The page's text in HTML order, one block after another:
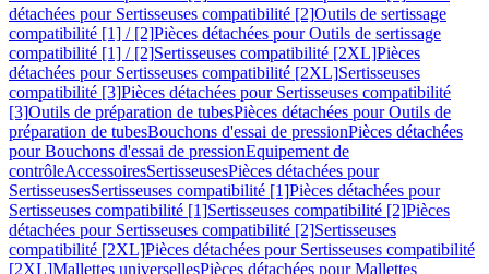
détachées pour Sertisseuses compatibilité [2]Outils de sertissage
compatibilité [1] / [2]Pièces détachées pour Outils de sertissage
compatibilité [1] / [2]Sertisseuses compatibilité [2XL]Pièces
détachées pour Sertisseuses compatibilité [2XL]Sertisseuses
compatibilité [3]Pièces détachées pour Sertisseuses compatibilité
[3]Outils de préparation de tubesPièces détachées pour Outils de
préparation de tubesBouchons d'essai de pressionPièces détachées
pour Bouchons d'essai de pressionEquipement de
contrôleAccessoiresSertisseusesPièces détachées pour
SertisseusesSertisseuses compatibilité [1]Pièces détachées pour
Sertisseuses compatibilité [1]Sertisseuses compatibilité [2]Pièces
détachées pour Sertisseuses compatibilité [2]Sertisseuses
compatibilité [2XL]Pièces détachées pour Sertisseuses compatibilité
[2XL]Mallettes universellesPièces détachées pour Mallettes